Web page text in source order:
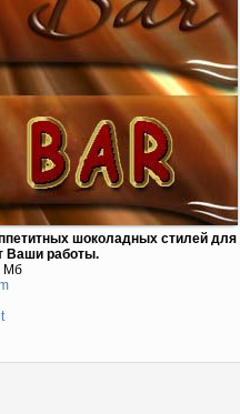
шоколадных стилей для
Ваши работы.
Мб